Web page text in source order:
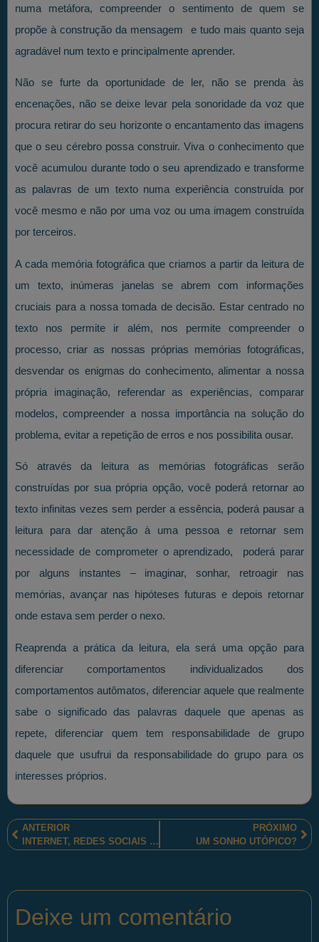
numa metáfora, compreender o sentimento de quem se
propõe à construção da mensagem e tudo mais quanto seja
agradável num texto e principalmente aprender.
Não se furte da oportunidade de ler, não se prenda às
encenações, não se deixe levar pela sonoridade da voz que
procura retirar do seu horizonte o encantamento das imagens
que o seu cérebro possa construir. Viva o conhecimento que
você acumulou durante todo o seu aprendizado e transforme
as palavras de um texto numa experiência construída por
você mesmo e não por uma voz ou uma imagem construída
por terceiros.
A cada memória fotográfica que criamos a partir da leitura de
um texto, inúmeras janelas se abrem com informações
cruciais para a nossa tomada de decisão. Estar centrado no
texto nos permite ir além, nos permite compreender o
processo, criar as nossas próprias memórias fotográficas,
desvendar os enigmas do conhecimento, alimentar a nossa
própria imaginação, referendar as experiências, comparar
modelos, compreender a nossa importância na solução do
problema, evitar a repetição de erros e nos possibilita ousar.
Só através da leitura as memórias fotográficas serão
construídas por sua própria opção, você poderá retornar ao
texto infinitas vezes sem perder a essência, poderá pausar a
leitura para dar atenção à uma pessoa e retornar sem
necessidade de comprometer o aprendizado, poderá parar
por alguns instantes – imaginar, sonhar, retroagir nas
memórias, avançar nas hipóteses futuras e depois retornar
onde estava sem perder o nexo.
Reaprenda a prática da leitura, ela será uma opção para
diferenciar comportamentos individualizados dos
comportamentos autômatos, diferenciar aquele que realmente
sabe o significado das palavras daquele que apenas as
repete, diferenciar quem tem responsabilidade de grupo
daquele que usufrui da responsabilidade do grupo para os
interesses próprios.
ANTERIOR
INTERNET, REDES SOCIAIS E OS LIVRES PENSADORES
PRÓXIMO
UM SONHO UTÓPICO?
Deixe um comentário